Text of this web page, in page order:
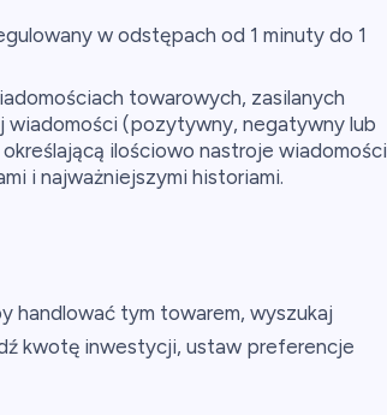
w odstępach od 1 minuty do 1
towarowych, zasilanych
wiadomości (pozytywny, negatywny lub
ilościowo nastroje wiadomości
i najważniejszymi historiami.
handlować tym towarem, wyszukaj
kwotę inwestycji, ustaw preferencje